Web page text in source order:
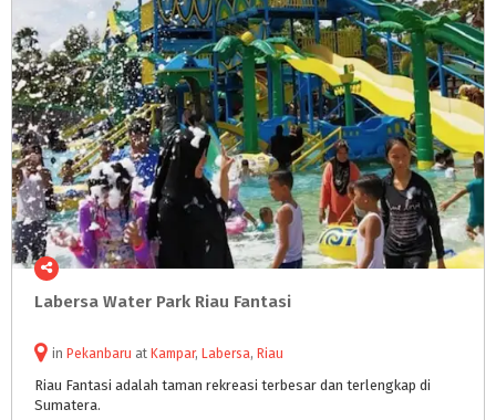
Labersa Water Park Riau Fantasi
in Pekanbaru at Kampar, Labersa, Riau
Riau Fantasi adalah taman rekreasi terbesar dan terlengkap di
Sumatera.